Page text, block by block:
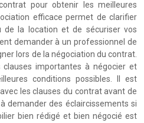
pour obtenir les meilleures
efficace permet de clarifier
de la location et de sécuriser vos
demander à un professionnel de
lors de la négociation du contrat.
clauses importantes à négocier et
conditions possibles. Il est
les clauses du contrat avant de
demander des éclaircissements si
bien rédigé et bien négocié est